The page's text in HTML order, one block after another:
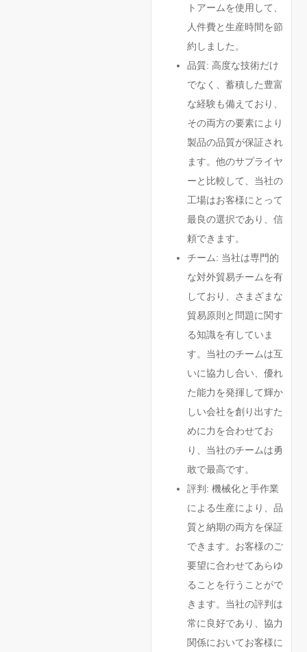
トアームを使用して、
人件費と生産時間を節
約しました。
品質: 高度な技術だけ
でなく、蓄積した豊富
な経験も備えており、
その両方の要素により
製品の品質が保証され
ます。他のサプライヤ
ーと比較して、当社の
工場はお客様にとって
最良の選択であり、信
頼できます。
チーム: 当社は専門的
な対外貿易チームを有
しており、さまざまな
貿易原則と問題に関す
る知識を有していま
す。当社のチームは互
いに協力し合い、優れ
た能力を発揮して輝か
しい会社を創り出すた
めに力を合わせてお
り、当社のチームは勇
敢で最高です。
評判: 機械化と手作業
による生産により、品
質と納期の両方を保証
できます。お客様のご
要望に合わせてあらゆ
ることを行うことがで
きます。当社の評判は
常に良好であり、協力
関係においてお客様に